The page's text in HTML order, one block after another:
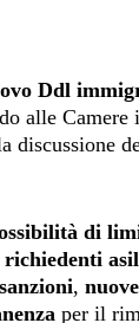
Ddl
alle Camere
discussione
di
richiedenti
,
per il